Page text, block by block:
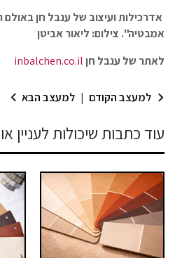
אדרכילות ועיצוב של ענבל חן באולם
אמבטיה". צילום: ליאור אביטן
לאתר של ענבל חן inbalchen.co.il
למעצב הקודם | למעצב הבא
עוד כתבות שיכולות לעניין